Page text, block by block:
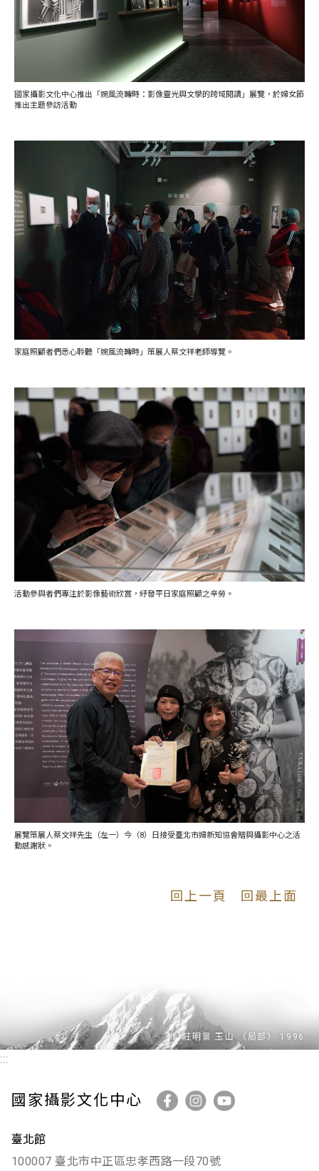
國家攝影文化中心推出「婉風流轉時：影像靈光與文學的跨域閱讀」展覽，於婦女節
推出主題參訪活動
家庭照顧者們悉心聆聽「婉風流轉時」策展人蔡文祥老師導覽。
活動參與者們專注於影像藝術欣賞，紓發平日家庭照顧之辛勞。
展覽策展人蔡文祥先生（左一）今（8）日接受臺北市婦新知協會贈與攝影中心之活
動感謝狀。
回上一頁 回最上面
:::
國家攝影文化中心
臺北館
100007 臺北市中正區忠孝西路一段70號